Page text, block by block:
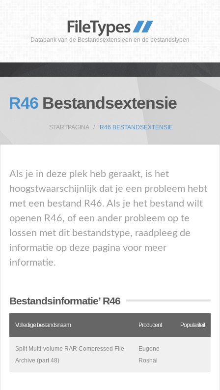
Databank van de Bestandsextensieen en de bestandstypen
R46 Bestandsextensie
STARTPAGINA R46 BESTANDSEXTENSIE
Als je in deze plek heb geraakt, is het
hoogstwaarschijnlijk dat je een probleem hebt
met een bestand R46. Als je het bestand wilt
openen R46, of een ander probleem op te
lossen met dit bestandstype, raadpleeg de
informatie op deze pagina voor meer
informatie.
Bestandsinformatie’ R46
Volledige bestandsnaam Producent Populariteit
Split Multi-volume RAR Compressed File
Archive (part 48)
Eugene
Roshal